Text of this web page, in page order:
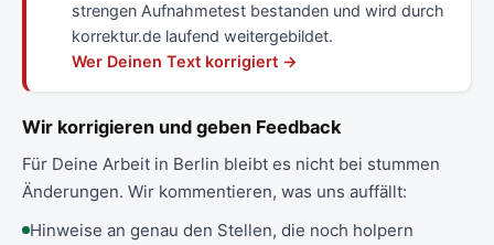
strengen Aufnahmetest bestanden und wird durch
korrektur.de laufend weitergebildet.
Wer Deinen Text korrigiert →
Wir korrigieren und geben Feedback
Für Deine Arbeit in Berlin bleibt es nicht bei stummen
Änderungen. Wir kommentieren, was uns auffällt:
Hinweise an genau den Stellen, die noch holpern